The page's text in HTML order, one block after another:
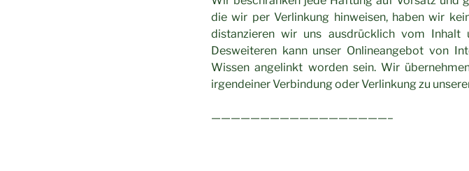
die wir per Verlinkung hinweisen, haben wir
distanzieren wir uns ausdrücklich vom
Desweiteren kann unser Onlineangebot von
Wissen angelinkt worden sein. Wir
irgendeiner Verbindung oder Verlinkung zu
——————————————————–